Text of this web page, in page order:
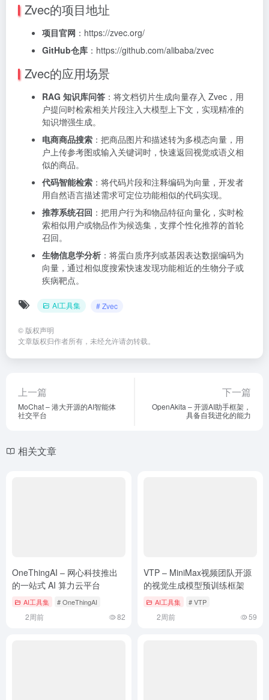
Zvec的项目地址
项目官网 ：https://zvec.org/
GitHub仓库 ：https://github.com/alibaba/zvec
Zvec的应用场景
RAG 知识库问答 ：将文档切片生成向量存入 Zvec，用
户提问时检索相关片段注入大模型上下文，实现精准的
知识增强生成。
电商商品搜索 ：把商品图片和描述转为多模态向量，用
户上传参考图或输入关键词时，快速返回视觉或语义相
似的商品。
代码智能检索 ：将代码片段和注释编码为向量，开发者
用自然语言描述需求可定位功能相似的代码实现。
推荐系统召回 ：把用户行为和物品特征向量化，实时检
索相似用户或物品作为候选集，支撑个性化推荐的首轮
召回。
生物信息学分析 ：将蛋白质序列或基因表达数据编码为
向量，通过相似度搜索快速发现功能相近的生物分子或
疾病靶点。
AI工具集 # Zvec
© 版权声明
文章版权归作者所有，未经允许请勿转载。
上一篇
MoChat – 港大开源的AI智能体
社交平台
下一篇
OpenAkita – 开源AI助手框架，
具备自我进化的能力
相关文章
OneThingAI – 网心科技推出
的一站式 AI 算力云平台
AI工具集 # OneThingAI
2周前 82
VTP – MiniMax视频团队开源
的视觉生成模型预训练框架
AI工具集 # VTP
2周前 59